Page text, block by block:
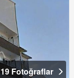
19 Fotoğraflar